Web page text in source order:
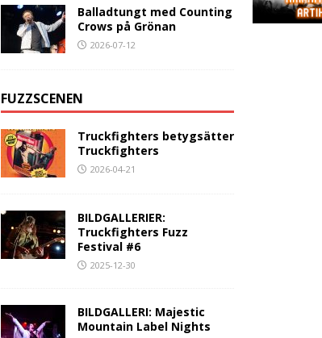
Balladtungt med Counting
Crows på Grönan
2026-07-12
FUZZSCENEN
Truckfighters betygsätter
Truckfighters
2026-04-21
BILDGALLERIER:
Truckfighters Fuzz
Festival #6
2025-12-30
BILDGALLERI: Majestic
Mountain Label Nights